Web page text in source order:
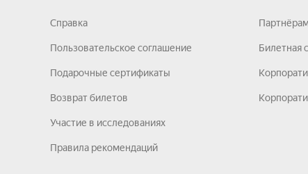
Справка
Пользовательское соглашение
Подарочные сертификаты
Возврат билетов
Участие в исследованиях
Правила рекомендаций
Билетная